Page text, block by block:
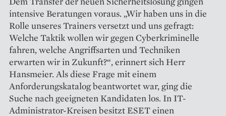
intensive Beratungen voraus. „Wir haben uns in die
Rolle unseres Trainers versetzt und uns gefragt:
Welche Taktik wollen wir gegen Cyberkriminelle
fahren, welche Angriffsarten und Techniken
erwarten wir in Zukunft?“, erinnert sich Herr
Hansmeier. Als diese Frage mit einem
Anforderungskatalog beantwortet war, ging die
Suche nach geeigneten Kandidaten los. In IT-
Administrator-Kreisen besitzt ESET einen